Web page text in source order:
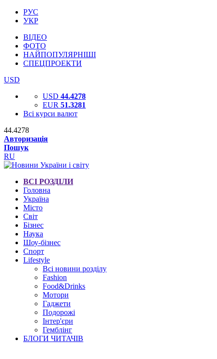
РУС
УКР
ВІДЕО
ФОТО
НАЙПОПУЛЯРНІШІ
СПЕЦПРОЕКТИ
USD
USD 44.4278
EUR 51.3281
Всі курси валют
44.4278
Авторизація
Пошук
RU
ВСІ РОЗДІЛИ
Головна
Україна
Місто
Світ
Бізнес
Наука
Шоу-бізнес
Спорт
Lifestyle
Всі новини розділу
Fashion
Food&Drinks
Мотори
Гаджети
Подорожі
Інтер'єри
Гемблінг
БЛОГИ ЧИТАЧІВ